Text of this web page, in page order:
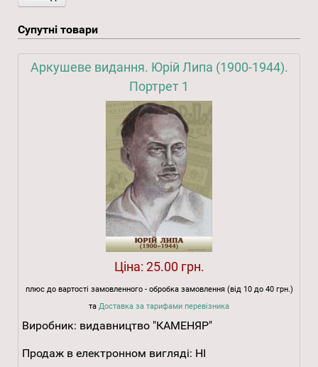
Супутні товари
Аркушеве видання. Юрій Липа (1900-1944).
Портрет 1
Ціна: 25.00 грн.
плюс до вартості замовленного - обробка замовлення (від 10 до 40 грн.)
та Доставка за тарифами перевізника
Виробник: видавництво "КАМЕНЯР"
Продаж в електронном вигляді: НІ